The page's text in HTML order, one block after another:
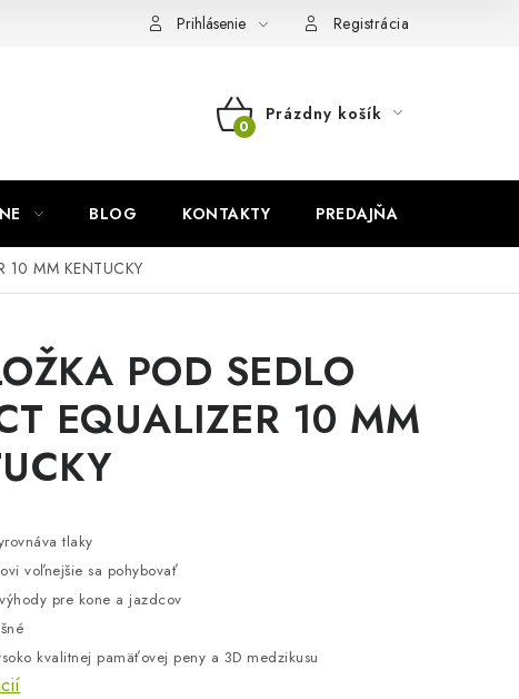
Prihlásenie Registrácia
NÁKUPNÝ
Prázdny košík
BLOG KONTAKTY PREDAJŇA
10 MM KENTUCKY
POD SEDLO
EQUALIZER 10 MM
tlaky
voľnejšie sa pohybovať
pre kone a jazdcov
kvalitnej pamäťovej peny a 3D medzikusu